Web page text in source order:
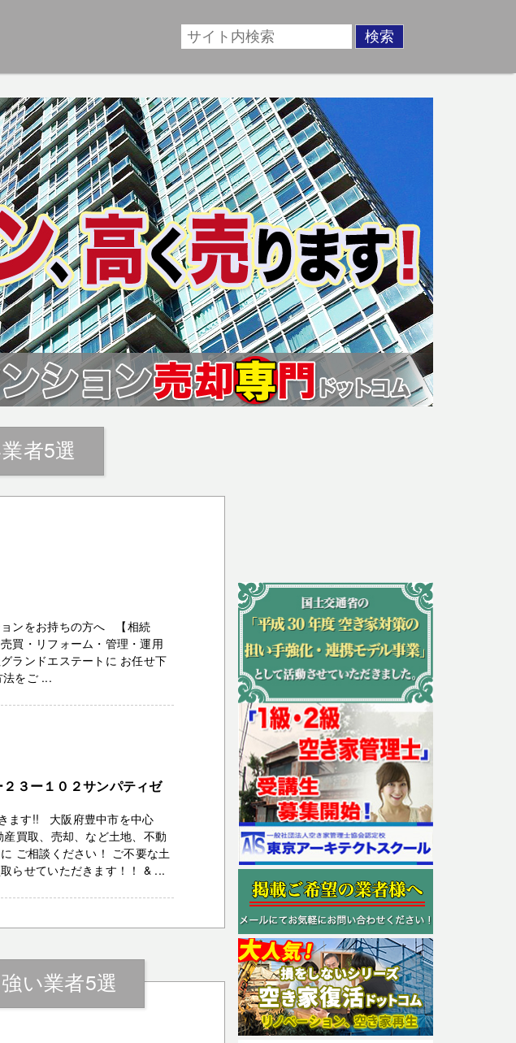
「売却」は時間はかかるが相場に準じた売却金額、「買取」は短期ではあるが相場より
アパート、相続不動産など不動産売却のお悩みを全国の専門家が解決致します！
者5選
ンをお持ちの方へ 【相続
買・リフォーム・管理・運用
ランドエステートに お任せ下
をご ...
３ー１０２サンパティゼ
ます!! 大阪府豊中市を中心
買取、売却、など土地、不動
ご相談ください！ ご不要な土
らせていただきます！！ & ...
い業者5選